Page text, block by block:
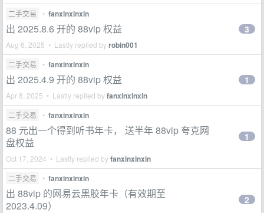
二手交易 • fanxinxinxin
出 2025.8.6 开的 88vip 权益
Aug 6, 2025 • Lastly replied byrobin001
3
二手交易 • fanxinxinxin
出 2025.4.9 开的 88vip 权益
Apr 8, 2025 • Lastly replied byfanxinxinxin
1
二手交易 • fanxinxinxin
88 元出一个得到听书年卡， 送半年 88vip 夸克网
盘权益
Oct 17, 2024 • Lastly replied byfanxinxinxin
1
二手交易 • fanxinxinxin
出 88vip 的网易云黑胶年卡（有效期至
2023.4.09）
2